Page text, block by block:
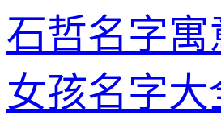
石哲名字寓
女孩名字大